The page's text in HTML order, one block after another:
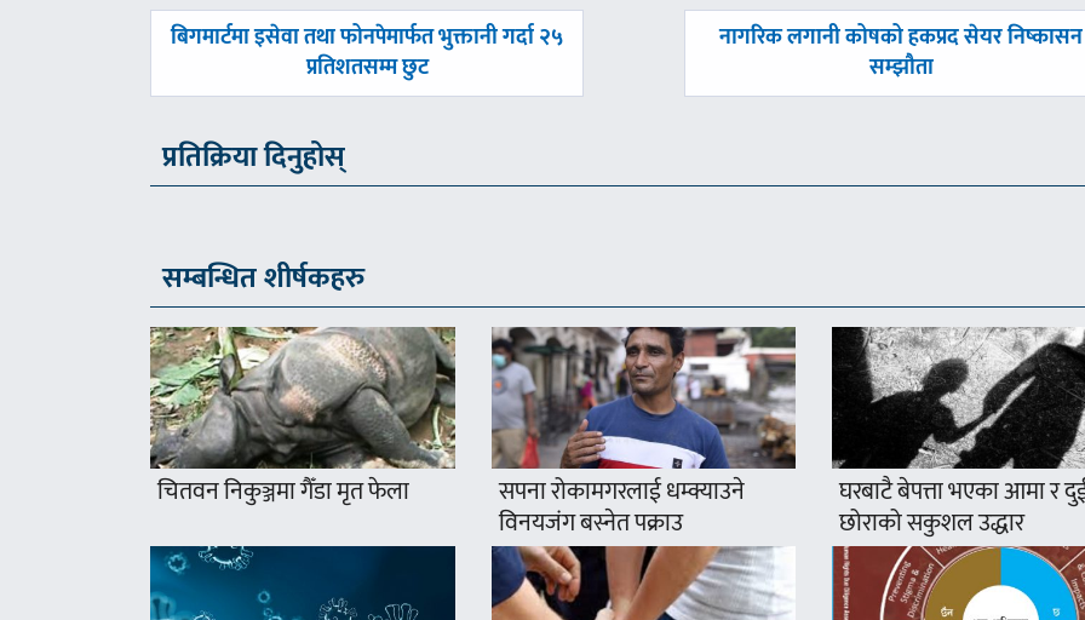
पछिल्लाे
बिगमार्टमा इसेवा तथा फोनपेमार्फत भुक्तानी गर्दा २५
प्रतिशतसम्म छुट
अघिल्लाे
नागरिक लगानी कोषको हकप्रद सेयर निष्कासन
सम्झौता
प्रतिक्रिया दिनुहोस्
सम्बन्धित शीर्षकहरु
चितवन निकुञ्जमा गैँडा मृत फेला सपना रोकामगरलाई धम्क्याउने
विनयजंग बस्नेत पक्राउ
घरबाटै बेपत्ता भएका आमा र
छोराको सकुशल उद्धार